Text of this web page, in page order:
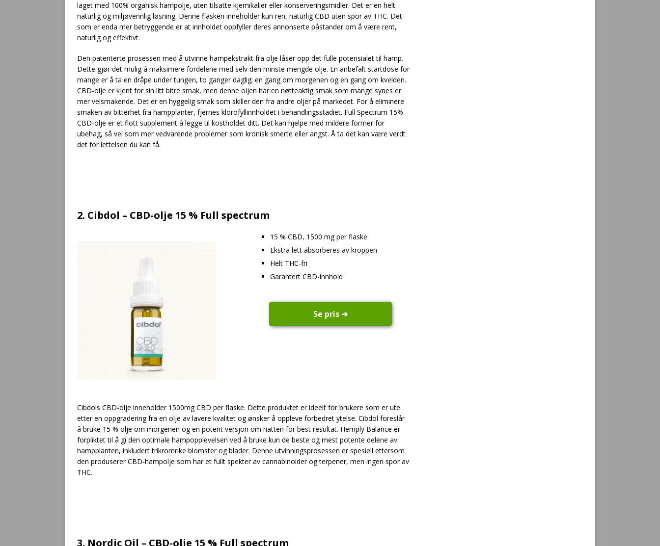
laget med 100% organisk hampolje, uten tilsatte kjemikalier eller konserveringsmidler. Det er en helt
naturlig og miljøvennlig løsning. Denne flasken inneholder kun ren, naturlig CBD uten spor av THC. Det
som er enda mer betryggende er at innholdet oppfyller deres annonserte påstander om å være rent,
naturlig og effektivt.
Den patenterte prosessen med å utvinne hampekstrakt fra olje låser opp det fulle potensialet til hamp.
Dette gjør det mulig å maksimere fordelene med selv den minste mengde olje. En anbefalt startdose for
mange er å ta en dråpe under tungen, to ganger daglig; en gang om morgenen og en gang om kvelden.
CBD-olje er kjent for sin litt bitre smak, men denne oljen har en nøtteaktig smak som mange synes er
mer velsmakende. Det er en hyggelig smak som skiller den fra andre oljer på markedet. For å eliminere
smaken av bitterhet fra hampplanter, fjernes klorofyllinnholdet i behandlingsstadiet. Full Spectrum 15%
CBD-olje er et flott supplement å legge til kostholdet ditt. Det kan hjelpe med mildere former for
ubehag, så vel som mer vedvarende problemer som kronisk smerte eller angst. Å ta det kan være verdt
det for lettelsen du kan få.
2. Cibdol – CBD-olje 15 % Full spectrum
15 % CBD, 1500 mg per flaske
Ekstra lett absorberes av kroppen
Helt THC-fri
Garantert CBD-innhold
Se pris ➔
Cibdols CBD-olje inneholder 1500mg CBD per flaske. Dette produktet er ideelt for brukere som er ute
etter en oppgradering fra en olje av lavere kvalitet og ønsker å oppleve forbedret ytelse. Cibdol foreslår
å bruke 15 % olje om morgenen og en potent versjon om natten for best resultat. Hemply Balance er
forpliktet til å gi den optimale hampopplevelsen ved å bruke kun de beste og mest potente delene av
hampplanten, inkludert trikromrike blomster og blader. Denne utvinningsprosessen er spesiell ettersom
den produserer CBD-hampolje som har et fullt spekter av cannabinoider og terpener, men ingen spor av
THC.
3. Nordic Oil – CBD-olje 15 % Full spectrum